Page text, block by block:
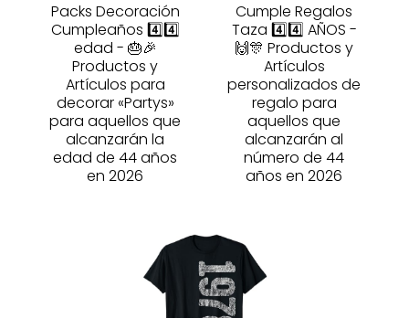
Packs Decoración
Cumpleaños 4️⃣4️⃣
edad - 🎂🎉
Productos y
Artículos para
decorar «Partys»
para aquellos que
alcanzarán la
edad de 44 años
en 2026
Cumple Regalos
Taza 4️⃣4️⃣ AÑOS -
🙌🎊 Productos y
Artículos
personalizados de
regalo para
aquellos que
alcanzarán al
número de 44
años en 2026